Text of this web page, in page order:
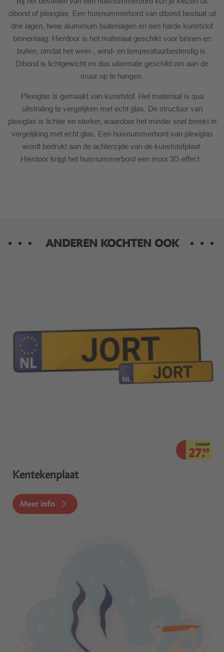
dibond of plexiglas. Een huisnummerbord van dibond bestaat uit
drie lagen, twee aluminium buitenlagen en een harde kunststof
binnenlaag. Hierdoor is het materiaal geschikt voor binnen en
buiten, omdat het weer-, wind- en temperatuurbestendig is.
Dibond is lichtgewicht en dus uitermate geschikt om aan de
muur op te hangen.
Plexiglas is gemaakt van kunststof. Het materiaal is qua
uitstraling te vergelijken met echt glas. De structuur van
plexiglas is lichter en sterker, waardoor het minder snel breekt in
vergelijking met echt glas. Een huisnummerbord van plexiglas
wordt bedrukt aan de achterzijde van de kunststofplaat.
Hierdoor krijgt het huisnummerbord een mooi 3D-effect.
ANDEREN KOCHTEN OOK
VANAF
27.99
Kentekenplaat
Meer info